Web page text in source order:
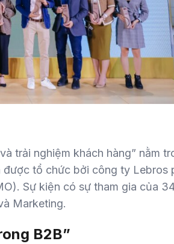
trải nghiệm khách hàng” nằm
được tổ chức bởi công ty Lebros
Sự kiện có sự tham gia của
Marketing.
B2B”